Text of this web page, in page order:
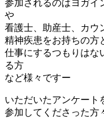
参加されるのはヨガイ
や
看護士、助産士、カウ
精神疾患をお持ちの方
仕事にするつもりはな
る方
など様々ですー
いただいたアンケート
参加してくださった方